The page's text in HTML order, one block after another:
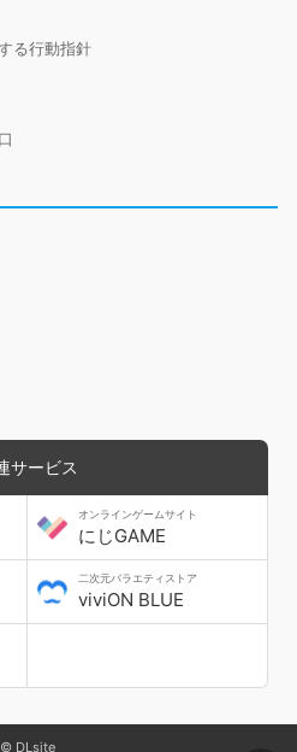
る行動指針
サービス
オンラインゲームサイト
にじGAME
二次元バラエティストア
viviON BLUE
© DLsite